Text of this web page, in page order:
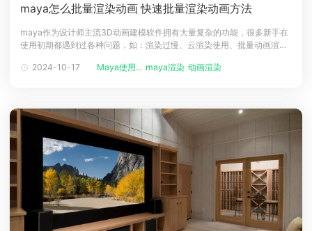
maya怎么批量渲染动画 快速批量渲染动画方法
maya作为设计师主流3D动画建模软件拥有大量复杂的功能，很多新手在
使用初期都遇到过各种问题，如：渲染过慢、云渲染使用、批量动画渲染
maya怎么批量渲染动画？1、登录【maya】，通过应用桌面可以发现建
2024-10-17 Maya使用... maya渲染 动画渲染